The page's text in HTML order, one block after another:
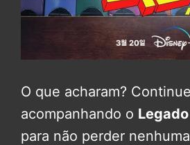
O que acharam? Continue
acompanhando o
para não perder